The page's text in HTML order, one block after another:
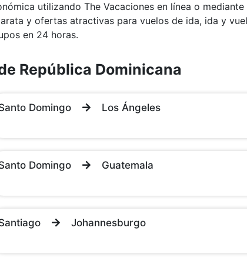
utilizando The Vacaciones en línea o mediante
y ofertas atractivas para vuelos de ida, ida y
en 24 horas.
República Dominicana
Domingo Los Ángeles
Domingo Guatemala
Johannesburgo